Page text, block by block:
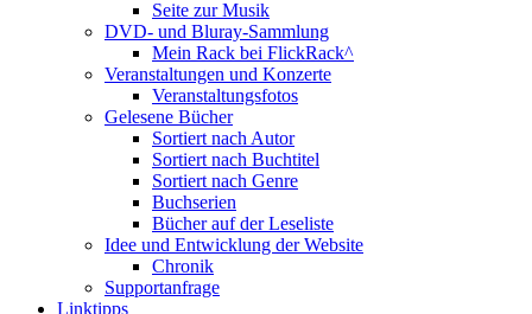
Seite zur Musik
DVD- und Bluray-Sammlung
Mein Rack bei FlickRack^
Veranstaltungen und Konzerte
Veranstaltungsfotos
Gelesene Bücher
Sortiert nach Autor
Sortiert nach Buchtitel
Sortiert nach Genre
Buchserien
Bücher auf der Leseliste
Idee und Entwicklung der Website
Chronik
Supportanfrage
Linktipps